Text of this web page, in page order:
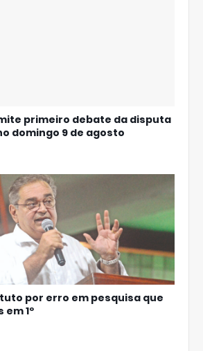
primeiro debate da disputa
domingo 9 de agosto
por erro em pesquisa que
em 1º